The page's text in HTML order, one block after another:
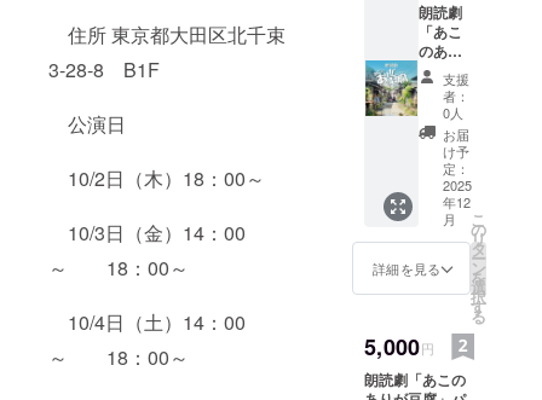
住所 東京都大田区北千束
3-28-8 B1F
公演日
10/2日（木）18：00～
10/3日（金）14：00
～ 18：00～
10/4日（土）14：00
～ 18：00～
朗読劇
「あこ
のあり
が豆
腐」フ
ライ
ヤー＆
お礼状
セット
支援
者：
0人
お届
け予
定：
2025
年12
月
詳細を見る
こ
の
リ
タ
ー
ン
を
選
択
す
る
5,000円
朗読劇「あこの